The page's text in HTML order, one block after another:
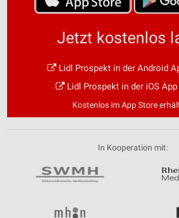
Jetzt kostenlos
Lidl Prospekt in der Android
Lidl Prospekt in der iOS
Kostenlos im App Store
In Kooperation mit: